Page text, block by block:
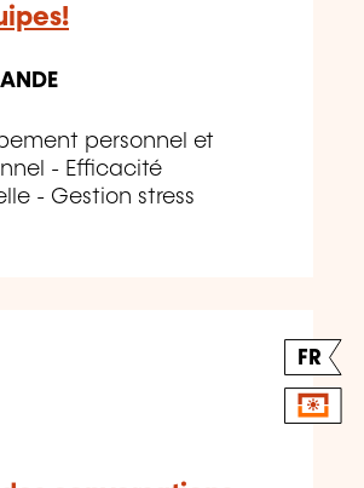
personnel et
- Efficacité
- Gestion stress
FR